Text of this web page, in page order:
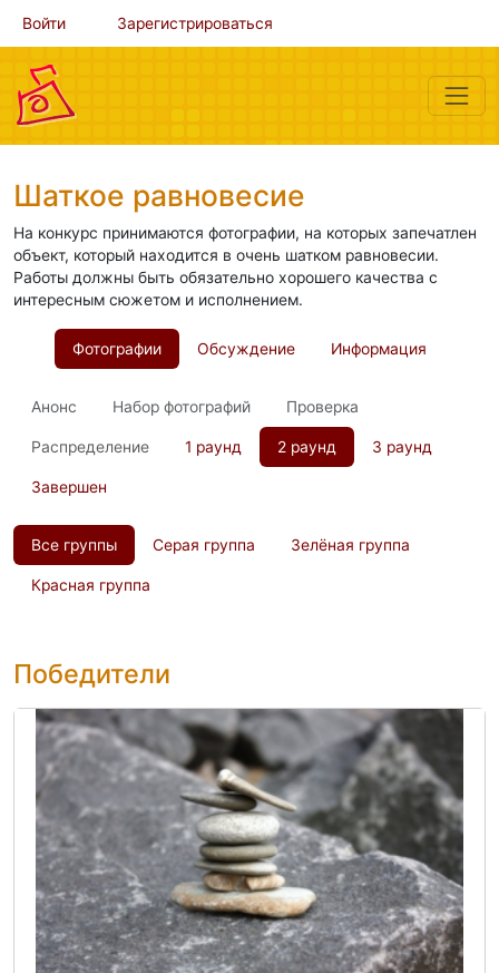
Войти Зарегистрироваться
Шаткое равновесие
На конкурс принимаются фотографии, на которых запечатлен
объект, который находится в очень шатком равновесии.
Работы должны быть обязательно хорошего качества с
интересным сюжетом и исполнением.
Фотографии Обсуждение Информация
Анонс Набор фотографий Проверка
Распределение 1 раунд 2 раунд 3 раунд
Завершен
Все группы Серая группа Зелёная группа
Красная группа
Победители